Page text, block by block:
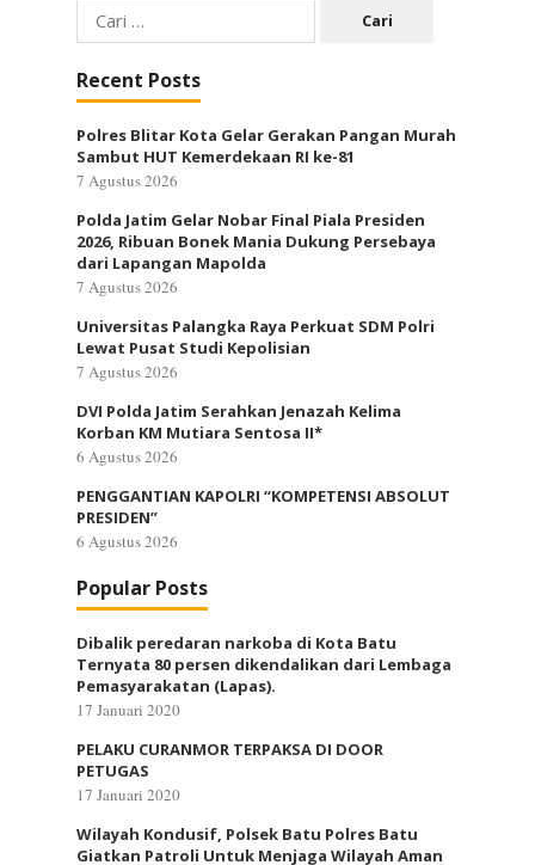
Cari
untuk:
Recent Posts
Polres Blitar Kota Gelar Gerakan Pangan Murah
Sambut HUT Kemerdekaan RI ke-81
7 Agustus 2026
Polda Jatim Gelar Nobar Final Piala Presiden
2026, Ribuan Bonek Mania Dukung Persebaya
dari Lapangan Mapolda
7 Agustus 2026
Universitas Palangka Raya Perkuat SDM Polri
Lewat Pusat Studi Kepolisian
7 Agustus 2026
DVI Polda Jatim Serahkan Jenazah Kelima
Korban KM Mutiara Sentosa II*
6 Agustus 2026
PENGGANTIAN KAPOLRI “KOMPETENSI ABSOLUT
PRESIDEN”
6 Agustus 2026
Popular Posts
Dibalik peredaran narkoba di Kota Batu
Ternyata 80 persen dikendalikan dari Lembaga
Pemasyarakatan (Lapas).
17 Januari 2020
PELAKU CURANMOR TERPAKSA DI DOOR
PETUGAS
17 Januari 2020
Wilayah Kondusif, Polsek Batu Polres Batu
Giatkan Patroli Untuk Menjaga Wilayah Aman